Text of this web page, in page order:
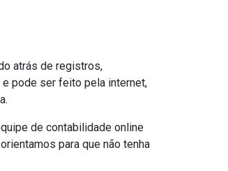
atrás de registros,
pode ser feito pela internet,
de contabilidade online
para que não tenha